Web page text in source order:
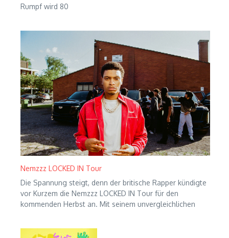
Rumpf wird 80
Nemzzz LOCKED IN Tour
Die Spannung steigt, denn der britische Rapper kündigte
vor Kurzem die Nemzzz LOCKED IN Tour für den
kommenden Herbst an. Mit seinem unvergleichlichen